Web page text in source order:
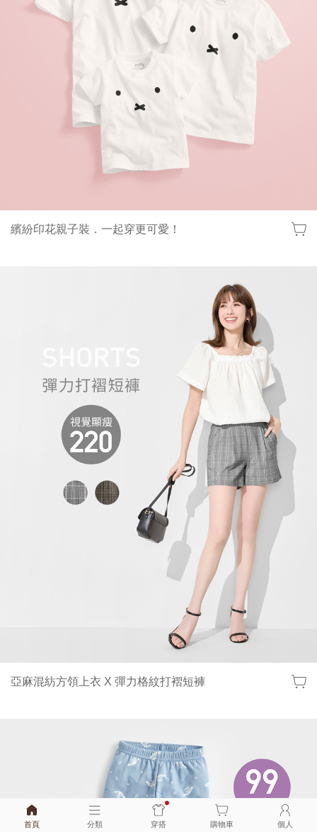
繽紛印花親子裝．一起穿更可愛！
亞麻混紡方領上衣 X 彈力格紋打褶短褲
首頁 分類 穿搭 購物車 個人